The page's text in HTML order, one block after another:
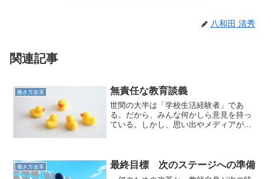
八和田 清秀
関連記事
働き方改革 無責任な教育談義
世間の大半は「学校生活経験者」であ
る。だから、みんな何かしら意見を持っ
ている。しかし、思い出やメディアが基
働き方改革 最終目標 次のステージへの準備